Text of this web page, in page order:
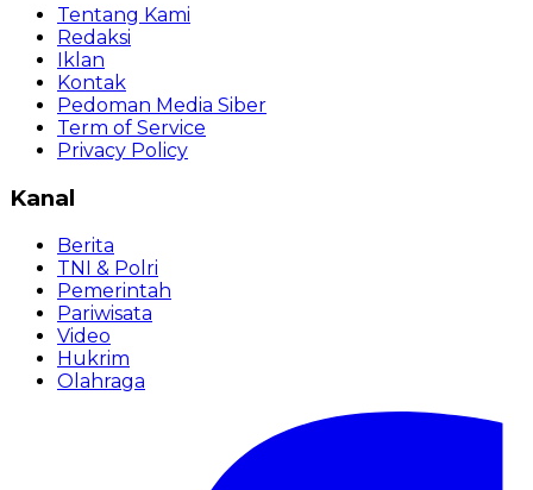
Tentang Kami
Redaksi
Iklan
Kontak
Pedoman Media Siber
Term of Service
Privacy Policy
Kanal
Berita
TNI & Polri
Pemerintah
Pariwisata
Video
Hukrim
Olahraga